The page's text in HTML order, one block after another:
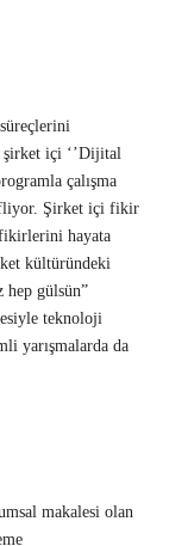
şirket içi ‘’Dijital
çalışma
Şirket içi fikir
fikirlerini hayata
kültüründeki
gülsün”
teknoloji
yarışmalarda da
makalesi olan